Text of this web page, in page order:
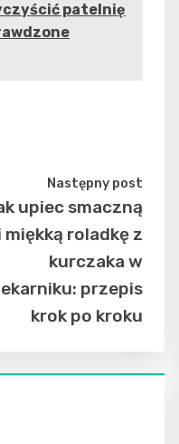
patelnię
Następny post
upiec smaczną
miękką roladkę z
kurczaka w
przepis
krok po kroku